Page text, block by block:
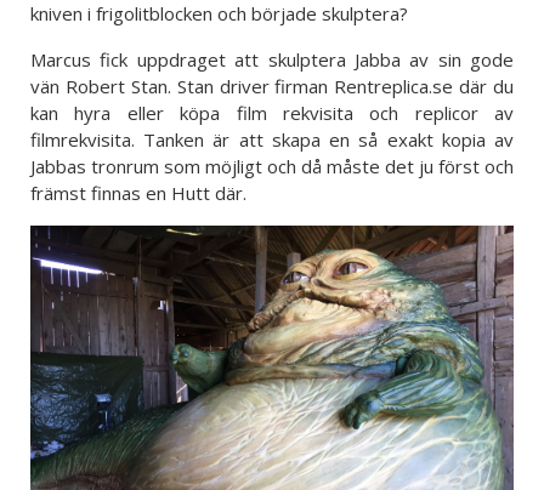
kniven i frigolitblocken och började skulptera?
Marcus fick uppdraget att skulptera Jabba av sin gode
vän Robert Stan. Stan driver firman Rentreplica.se där du
kan hyra eller köpa film rekvisita och replicor av
filmrekvisita. Tanken är att skapa en så exakt kopia av
Jabbas tronrum som möjligt och då måste det ju först och
främst finnas en Hutt där.